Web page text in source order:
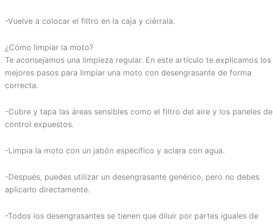
-Vuelve a colocar el filtro en la caja y ciérrala.
¿Cómo limpiar la moto?
Te aconsejamos una limpieza regular. En este artículo te explicamos los
mejores pasos para limpiar una moto con desengrasante de forma
correcta.
-Cubre y tapa las áreas sensibles como el filtro del aire y los paneles de
control expuestos.
-Limpia la moto con un jabón específico y aclara con agua.
-Después, puedes utilizar un desengrasante genérico, pero no debes
aplicarlo directamente.
-Todos los desengrasantes se tienen que diluir por partes iguales de